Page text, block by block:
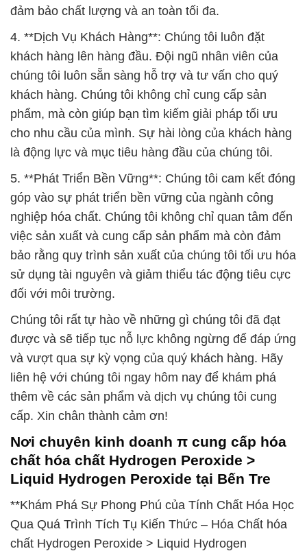
đảm bảo chất lượng và an toàn tối đa.
4. **Dịch Vụ Khách Hàng**: Chúng tôi luôn đặt
khách hàng lên hàng đầu. Đội ngũ nhân viên của
chúng tôi luôn sẵn sàng hỗ trợ và tư vấn cho quý
khách hàng. Chúng tôi không chỉ cung cấp sản
phẩm, mà còn giúp bạn tìm kiếm giải pháp tối ưu
cho nhu cầu của mình. Sự hài lòng của khách hàng
là động lực và mục tiêu hàng đầu của chúng tôi.
5. **Phát Triển Bền Vững**: Chúng tôi cam kết đóng
góp vào sự phát triển bền vững của ngành công
nghiệp hóa chất. Chúng tôi không chỉ quan tâm đến
việc sản xuất và cung cấp sản phẩm mà còn đảm
bảo rằng quy trình sản xuất của chúng tôi tối ưu hóa
sử dụng tài nguyên và giảm thiểu tác động tiêu cực
đối với môi trường.
Chúng tôi rất tự hào về những gì chúng tôi đã đạt
được và sẽ tiếp tục nỗ lực không ngừng để đáp ứng
và vượt qua sự kỳ vọng của quý khách hàng. Hãy
liên hệ với chúng tôi ngay hôm nay để khám phá
thêm về các sản phẩm và dịch vụ chúng tôi cung
cấp. Xin chân thành cảm ơn!
Nơi chuyên kinh doanh π cung cấp hóa
chất hóa chất Hydrogen Peroxide >
Liquid Hydrogen Peroxide tại Bến Tre
**Khám Phá Sự Phong Phú của Tính Chất Hóa Học
Qua Quá Trình Tích Tụ Kiến Thức – Hóa Chất hóa
chất Hydrogen Peroxide > Liquid Hydrogen